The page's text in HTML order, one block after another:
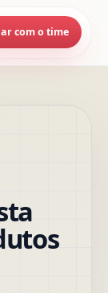
com o time